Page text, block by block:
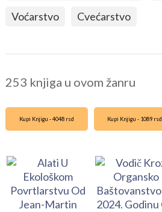
Voćarstvo
Cvećarstvo
253 knjiga u ovom žanru
Kupi Knjigu - 4048 rsd Kupi Knjigu - 1089 rsd